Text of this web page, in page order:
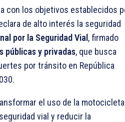
con los objetivos establecidos
de alto interés la seguridad
por la Seguridad Vial, firmado
públicas y privadas, que busca
por tránsito en República
el uso de la
vial y reducir la